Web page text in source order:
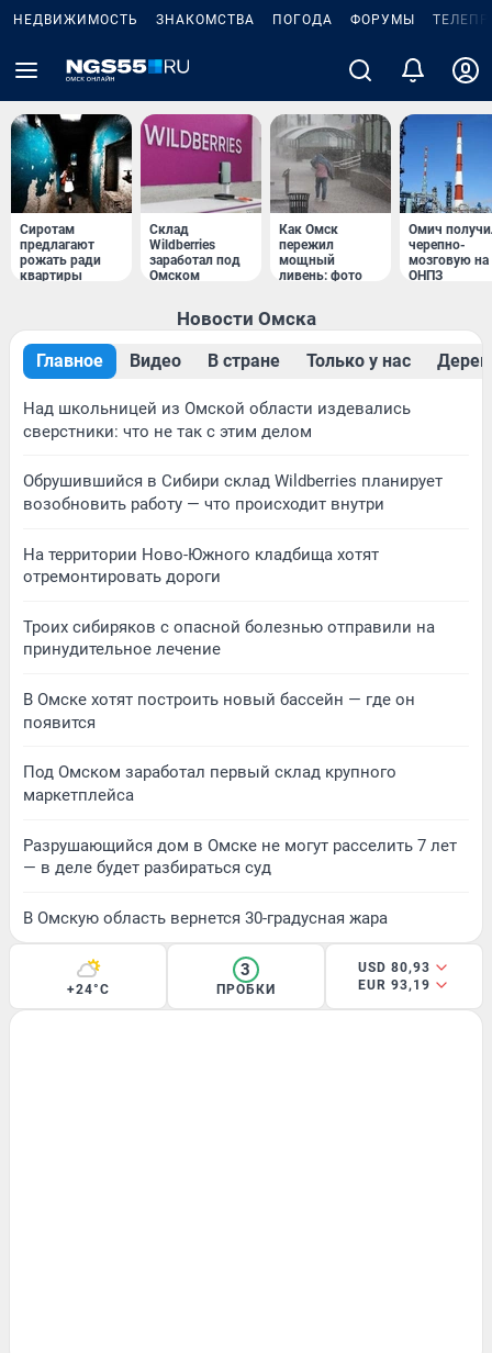
НЕДВИЖИМОСТЬ ЗНАКОМСТВА ПОГОДА ФОРУМЫ
Сиротам
предлагают
рожать ради
квартиры
Склад
Wildberries
заработал под
Омском
Как Омск
пережил
мощный
ливень: фото
Омич
черепно-
мозговую на
ОНПЗ
Новости Омска
Главное Видео В стране Только у нас
Над школьницей из Омской области издевались
сверстники: что не так с этим делом
Обрушившийся в Сибири склад Wildberries планирует
возобновить работу — что происходит внутри
На территории Ново-Южного кладбища хотят
отремонтировать дороги
Троих сибиряков с опасной болезнью отправили на
принудительное лечение
В Омске хотят построить новый бассейн — где он
появится
Под Омском заработал первый склад крупного
маркетплейса
Разрушающийся дом в Омске не могут расселить 7 лет
— в деле будет разбираться суд
В Омскую область вернется 30-градусная жара
+24°C
3
ПРОБКИ
USD 80,93
EUR 93,19